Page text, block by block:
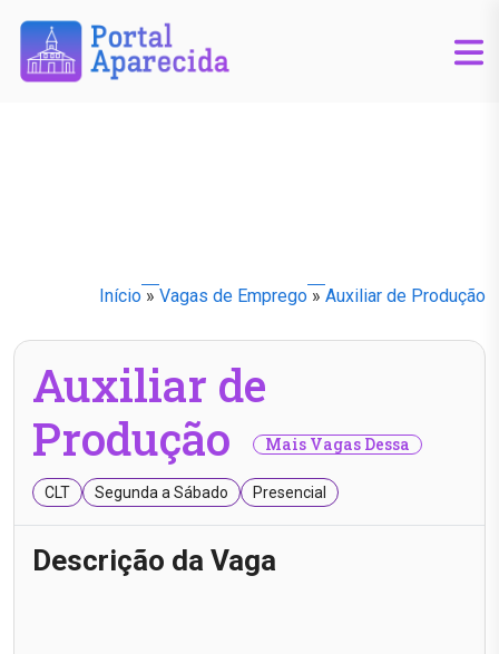
Início » Vagas de Emprego » Auxiliar de Produção
Auxiliar de
Produção
Mais Vagas Dessa
CLT Segunda a Sábado Presencial
Descrição da Vaga